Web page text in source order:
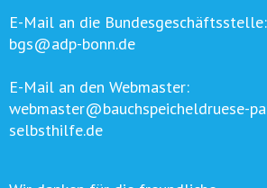
E-Mail an die Bundesgeschäftsstelle:
bgs@adp-bonn.de
E-Mail an den Webmaster:
webmaster@bauchspeicheldruese-
selbsthilfe.de